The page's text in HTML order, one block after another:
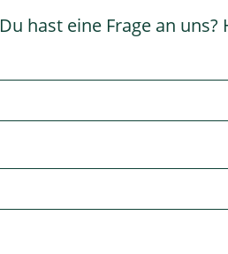
Du hast eine Frage an